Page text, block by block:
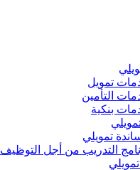
تمويل
التأمين
بنكية
تمويلي
التدريب من أجل التوظيف
تمويلي